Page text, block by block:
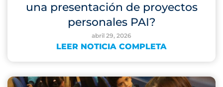
una presentación de proyectos
personales PAI?
abril 29, 2026
LEER NOTICIA COMPLETA